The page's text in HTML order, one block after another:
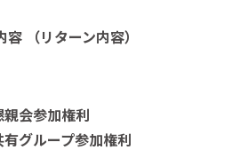
（リターン内容）
会参加権利
グループ参加権利